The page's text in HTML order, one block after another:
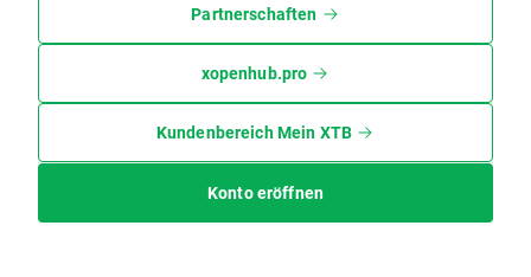
Partnerschaften
xopenhub.pro
Kundenbereich Mein XTB
Konto eröffnen